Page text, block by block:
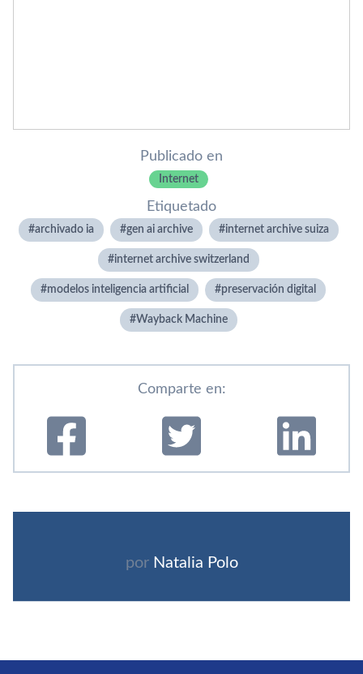
Publicado en
Internet
Etiquetado
archivado ia gen ai archive internet archive suiza
internet archive switzerland
modelos inteligencia artificial preservación digital
Wayback Machine
Comparte en:
por Natalia Polo